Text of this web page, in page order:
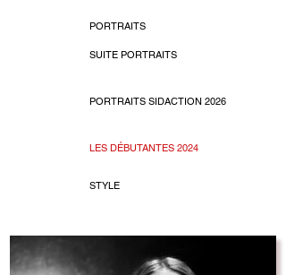
PORTRAITS
SUITE PORTRAITS
PORTRAITS SIDACTION 2026
LES DÉBUTANTES 2024
STYLE